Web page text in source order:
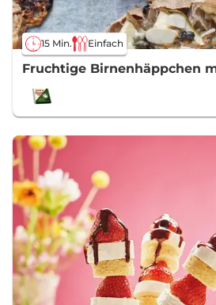
15 Min. Einfach
Fruchtige Birnenhäppchen